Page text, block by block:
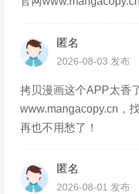
匿名
2026-08-03 发布
拷贝漫画这个APP太香
www.mangacopy.cn，
再也不用愁了！
匿名
2026-08-01 发布